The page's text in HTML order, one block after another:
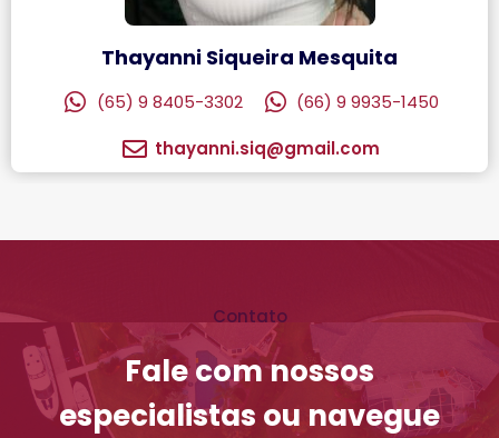
Thayanni Siqueira Mesquita
(65) 9 8405-3302
(66) 9 9935-1450
thayanni.siq@gmail.com
Contato
Fale com nossos
especialistas ou navegue